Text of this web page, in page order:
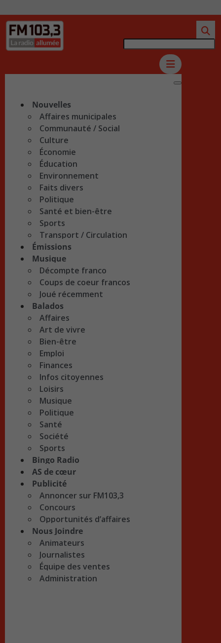
Nouvelles
Affaires municipales
Communauté / Social
Culture
Économie
Éducation
Environnement
Faits divers
Politique
Santé et bien-être
Sports
Transport / Circulation
Émissions
Musique
Décompte franco
Coups de coeur francos
Joué récemment
Balados
Affaires
Art de vivre
Bien-être
Emploi
Finances
Infos citoyennes
Loisirs
Musique
Politique
Santé
Société
Sports
Bingo Radio
AS de cœur
Publicité
Annoncer sur FM103,3
Concours
Opportunités d’affaires
Nous Joindre
Animateurs
Journalistes
Équipe des ventes
Administration